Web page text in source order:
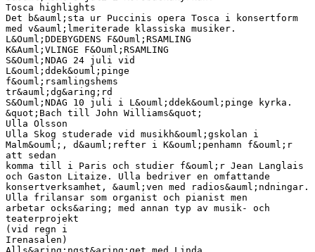
Tosca highlights
Det b&auml;sta ur Puccinis opera Tosca i konsertform
med v&auml;lmeriterade klassiska musiker.
L&Ouml;DDEBYGDENS F&Ouml;RSAMLING
K&Auml;VLINGE F&Ouml;RSAMLING
S&Ouml;NDAG 24 juli vid
L&ouml;ddek&ouml;pinge
f&ouml;rsamlingshems
tr&auml;dg&aring;rd
S&Ouml;NDAG 10 juli i L&ouml;ddek&ouml;pinge kyrka.
&quot;Bach till John Williams&quot;
Ulla Olsson
Ulla Skog studerade vid musikh&ouml;gskolan i
Malm&ouml;, d&auml;refter i K&ouml;penhamn f&ouml;r
att sedan
komma till i Paris och studier f&ouml;r Jean Langlais
och Gaston Litaize. Ulla bedriver en omfattande
konsertverksamhet, &auml;ven med radios&auml;ndningar.
Ulla frilansar som organist och pianist men
arbetar ocks&aring; med annan typ av musik- och
teaterprojekt
(vid regn i
Irenasalen)